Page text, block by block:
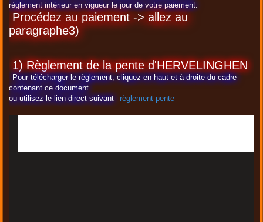
règlement intérieur en vigueur le jour de votre paiement.
Procédez au paiement -> allez au
paragraphe3)
1) Règlement de la pente d'HERVELINGHEN
Pour télécharger le règlement, cliquez en haut et à droite du cadre
contenant ce document
ou utilisez le lien direct suivant
règlement pente